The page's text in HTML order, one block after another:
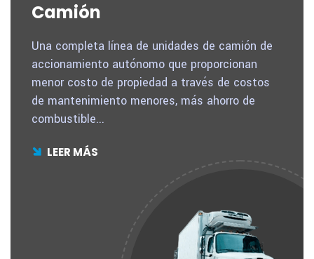
Camión
Una completa línea de unidades de camión de
accionamiento autónomo que proporcionan
menor costo de propiedad a través de costos
de mantenimiento menores, más ahorro de
combustible...
LEER MÁS